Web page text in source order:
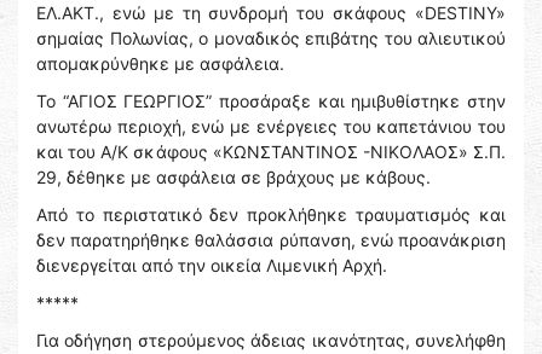
ΕΛ.ΑΚΤ., ενώ με τη συνδρομή του σκάφους «DESTINY»
σημαίας Πολωνίας, ο μοναδικός επιβάτης του αλιευτικού
απομακρύνθηκε με ασφάλεια.
Το “ΑΓΙΟΣ ΓΕΩΡΓΙΟΣ” προσάραξε και ημιβυθίστηκε στην
ανωτέρω περιοχή, ενώ με ενέργειες του καπετάνιου του
και του Α/Κ σκάφους «ΚΩΝΣΤΑΝΤΙΝΟΣ -ΝΙΚΟΛΑΟΣ» Σ.Π.
29, δέθηκε με ασφάλεια σε βράχους με κάβους.
Από το περιστατικό δεν προκλήθηκε τραυματισμός και
δεν παρατηρήθηκε θαλάσσια ρύπανση, ενώ προανάκριση
διενεργείται από την οικεία Λιμενική Αρχή.
*****
Για οδήγηση στερούμενος άδειας ικανότητας, συνελήφθη